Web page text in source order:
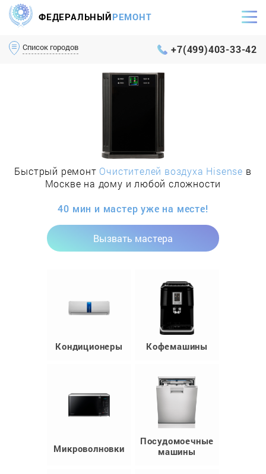
ФЕДЕРАЛЬНЫЙРЕМОНТ
Список городов +7(499)403-33-42
Быстрый ремонт Очистителей воздуха Hisense в
Москве на дому и любой сложности
40 мин и мастер уже на месте!
Вызвать мастера
Кондиционеры Кофемашины
Микроволновки
Посудомоечные
машины